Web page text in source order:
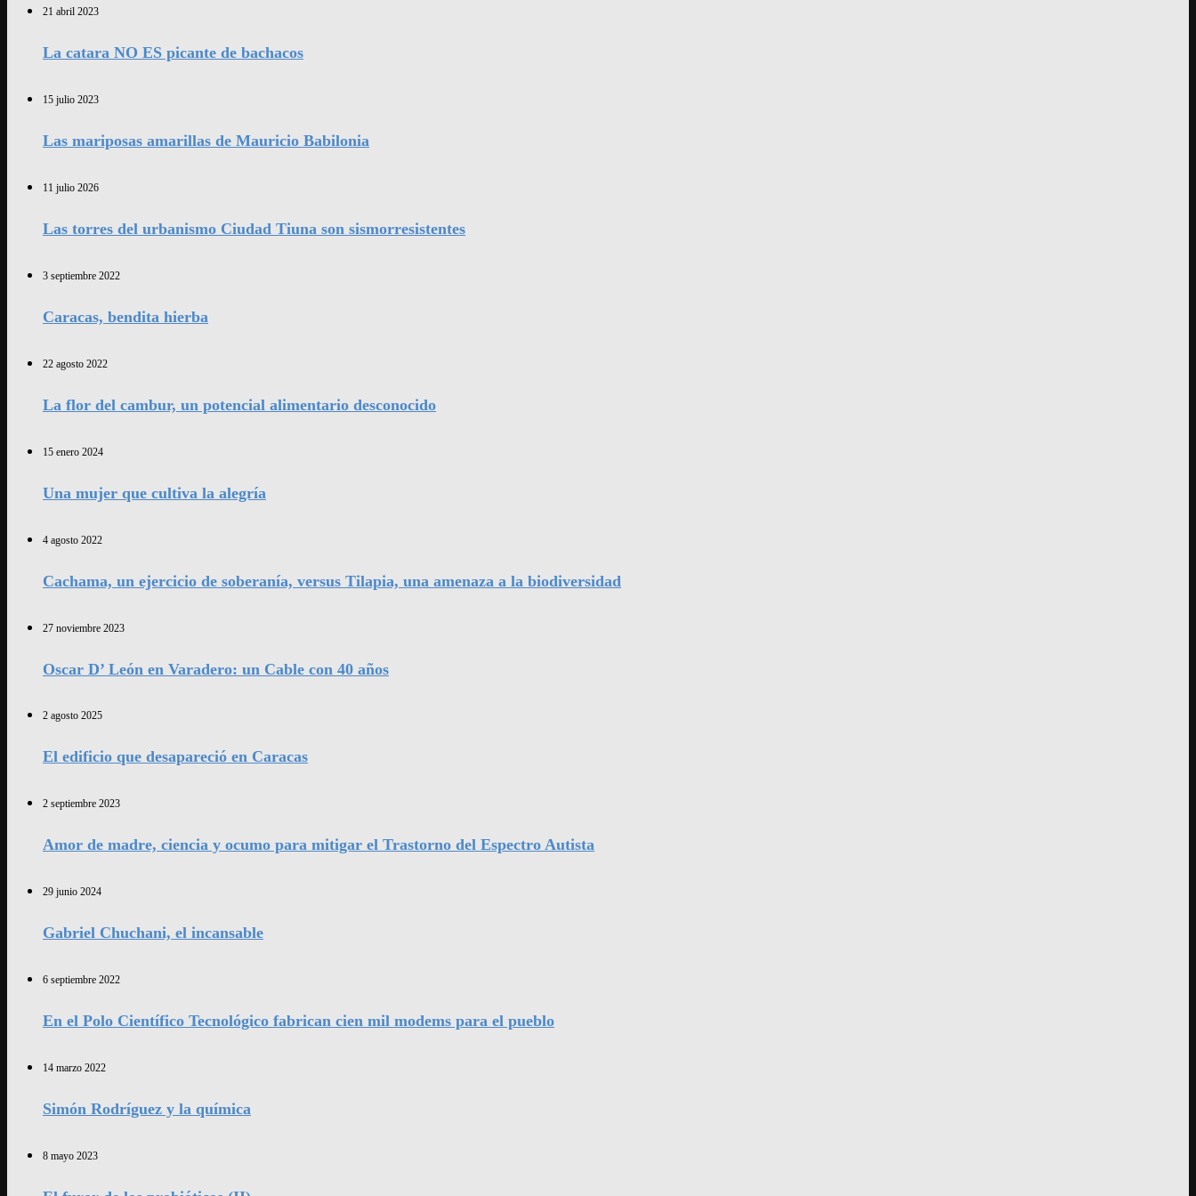
21 abril 2023
La catara NO ES picante de bachacos
15 julio 2023
Las mariposas amarillas de Mauricio Babilonia
11 julio 2026
Las torres del urbanismo Ciudad Tiuna son sismorresistentes
3 septiembre 2022
Caracas, bendita hierba
22 agosto 2022
La flor del cambur, un potencial alimentario desconocido
15 enero 2024
Una mujer que cultiva la alegría
4 agosto 2022
Cachama, un ejercicio de soberanía, versus Tilapia, una amenaza a la biodiversidad
27 noviembre 2023
Oscar D’ León en Varadero: un Cable con 40 años
2 agosto 2025
El edificio que desapareció en Caracas
2 septiembre 2023
Amor de madre, ciencia y ocumo para mitigar el Trastorno del Espectro Autista
29 junio 2024
Gabriel Chuchani, el incansable
6 septiembre 2022
En el Polo Científico Tecnológico fabrican cien mil modems para el pueblo
14 marzo 2022
Simón Rodríguez y la química
8 mayo 2023